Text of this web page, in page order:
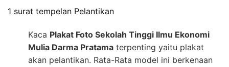
1 surat tempelan Pelantikan
Kaca Plakat Foto Sekolah Tinggi Ilmu Ekonomi
Mulia Darma Pratama terpenting yaitu plakat
akan pelantikan. Rata-Rata model ini berkenaan